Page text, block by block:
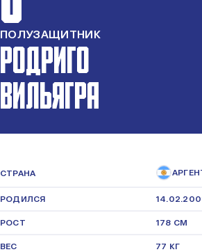
ПОЛУЗАЩИТНИК
РОДРИГО
ВИЛЬЯГРА
СТРАНА
РОДИЛСЯ
РОСТ 178 СМ
ВЕС 77 КГ